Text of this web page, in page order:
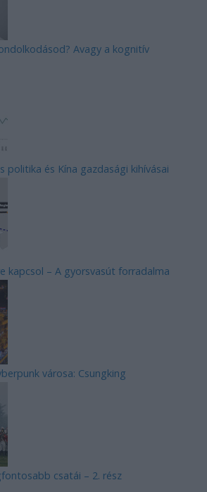
Avagy a kognitív
politika és Kína gazdasági kihívásai
kapcsol – A gyorsvasút forradalma
városa: Csungking
csatái – 2. rész